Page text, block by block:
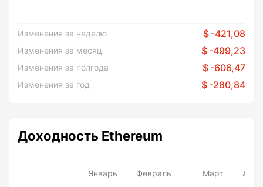
Изменения за неделю -421,08
Изменения за месяц -499,23
Изменения за полгода -606,47
Изменения за год -280,84
Доходность Ethereum
Январь Февраль Март